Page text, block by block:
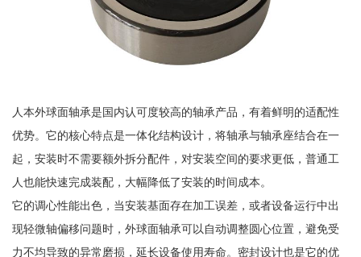
人本外球面轴承是国内认可度较高的轴承产品，有着鲜明的适配性
优势。它的核心特点是一体化结构设计，将轴承与轴承座结合在一
起，安装时不需要额外拆分配件，对安装空间的要求更低，普通工
人也能快速完成装配，大幅降低了安装的时间成本。
它的调心性能出色，当安装基面存在加工误差，或者设备运行中出
现轻微轴偏移问题时，外球面轴承可以自动调整圆心位置，避免受
力不均导致的异常磨损，延长设备使用寿命。密封设计也是它的优